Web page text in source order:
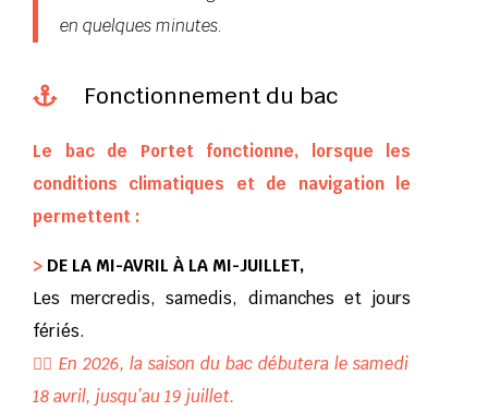
en quelques minutes.
 Fonctionnement du bac
Le bac de Portet fonctionne, lorsque les
conditions climatiques et de navigation le
permettent :
> DE LA MI-AVRIL À LA MI-JUILLET,
Les mercredis, samedis, dimanches et jours
fériés.
🚣‍♂️ En 2026, la saison du bac débutera le samedi
18 avril, jusqu’au 19 juillet.